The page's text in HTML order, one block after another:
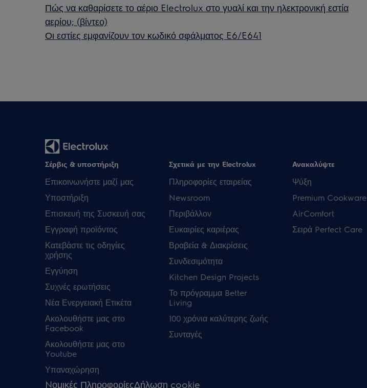
Πώς να καθαρίσετε το αέριο Electrolux στο γυαλί και την ηλεκτρονική εστία
αερίου; (βίντεο)
Οι εστίες εμφανίζουν τον κωδικό σφάλματος E6/E641
Σέρβις & υποστήριξη
Επικοινωνήστε μαζί μας
Υποστήριξη
Επισκευή της Συσκευή σας
Εγγραφή προϊόντος
Κατεβάστε τις οδηγίες
χρήσης
Εγγύηση
Συχνές ερωτήσεις
Νέα Ενεργειακή Ετικέτα
Ακολουθήστε μας στο
Facebook
Ακολουθήστε μας στο
Youtube
Υπαναχώρηση
Σχετικά με την Electrolux
Πληροφορίες εταιρείας
Newsroom
Περιβάλλον
Ευκαιρίες καριέρας
Βραβεία & Διακρίσεις
Συνδεσιμότητα
Kitchen Design Projects
Το πρόγραμμα Better
Living
100 χρόνια καλύτερης ζωής
Συνταγές
Ανακαλύψτε
Ψύξη
Premium Cookware
AirComfort
Σειρά Perfect Care
Nομικές ΠληροφορίεςΔήλωση cookie